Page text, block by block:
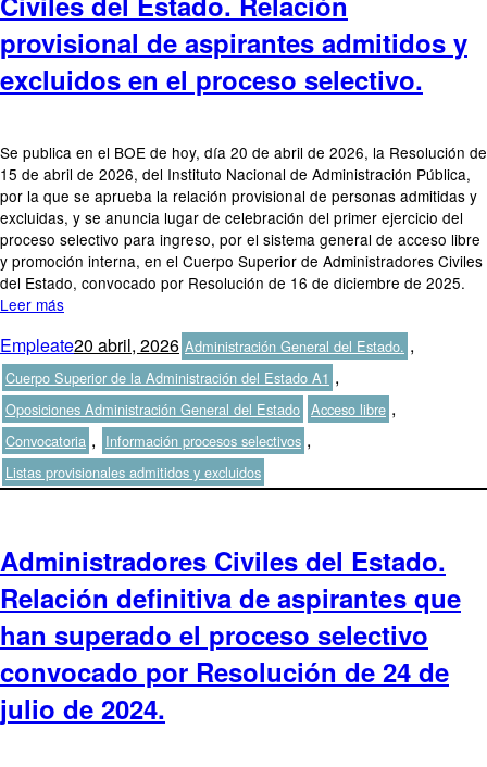
provisional de aspirantes admitidos y
excluidos en el proceso selectivo.
Se publica en el BOE de hoy, día 20 de abril de 2026, la Resolución de
15 de abril de 2026, del Instituto Nacional de Administración Pública,
por la que se aprueba la relación provisional de personas admitidas y
excluidas, y se anuncia lugar de celebración del primer ejercicio del
proceso selectivo para ingreso, por el sistema general de acceso libre
y promoción interna, en el Cuerpo Superior de Administradores Civiles
del Estado, convocado por Resolución de 16 de diciembre de 2025.
Leer más
Autor
EmpleatePublicado
el
20 abril, 2026Categorías
Administración General del Estado. ,
Cuerpo Superior de la Administración del Estado A1 ,
Oposiciones Administración General del Estado Etiquetas
Acceso libre ,
Convocatoria , Información procesos selectivos ,
Listas provisionales admitidos y excluidos
Administradores Civiles del Estado.
Relación definitiva de aspirantes que
han superado el proceso selectivo
convocado por Resolución de 24 de
julio de 2024.